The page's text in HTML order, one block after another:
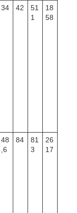
34 42
51
1
18
58
48
,6
84
81
3
26
17